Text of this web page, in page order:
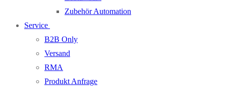
Zubehör Automation
Service
B2B Only
Versand
RMA
Produkt Anfrage